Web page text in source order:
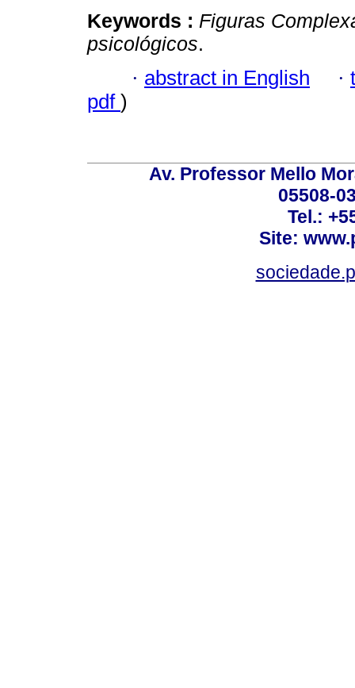
Keywords : Figuras
psicológicos.
· abstract in English ·
pdf )
Av. Professor Mello
05508-
Tel.:
Site: